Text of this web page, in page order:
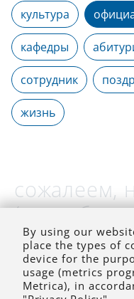
культура
кафедры
сотрудник
жизнь
сожалеем,
(на
By using our
place the types of
device for the
usage (metrics
Metrica), in